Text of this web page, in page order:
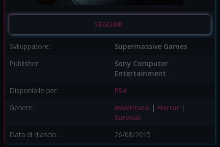
SEGUIMI
Sviluppatore:
Supermassive Games
Publisher:
Sony Computer
Entertainment
Disponibile per:
PS4
Genere:
Avventura | Horror|
Survival
Data di rilascio:
26/08/2015